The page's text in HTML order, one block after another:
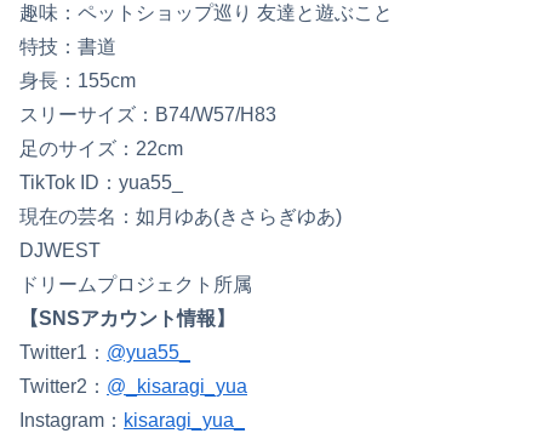
趣味：ペットショップ巡り 友達と遊ぶこと
特技：書道
身長：155cm
スリーサイズ：B74/W57/H83
足のサイズ：22cm
TikTok ID：yua55_
現在の芸名：如月ゆあ(きさらぎゆあ)
DJWEST
ドリームプロジェクト所属
【SNSアカウント情報】
Twitter1： @yua55_
Twitter2： @_kisaragi_yua
Instagram： kisaragi_yua_